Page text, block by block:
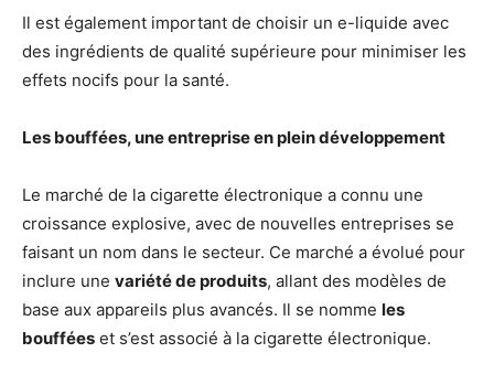
Il est également important de choisir un e-liquide avec
des ingrédients de qualité supérieure pour minimiser les
effets nocifs pour la santé.
Les bouffées, une entreprise en plein développement
Le marché de la cigarette électronique a connu une
croissance explosive, avec de nouvelles entreprises se
faisant un nom dans le secteur. Ce marché a évolué pour
inclure une variété de produits, allant des modèles de
base aux appareils plus avancés. Il se nomme les
bouffées et s’est associé à la cigarette électronique.